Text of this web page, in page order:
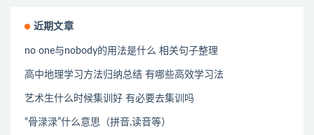
近期文章
no one与nobody的用法是什么 相关句子整理
高中地理学习方法归纳总结 有哪些高效学习法
艺术生什么时候集训好 有必要去集训吗
“骨渌渌”什么意思（拼音,读音等）